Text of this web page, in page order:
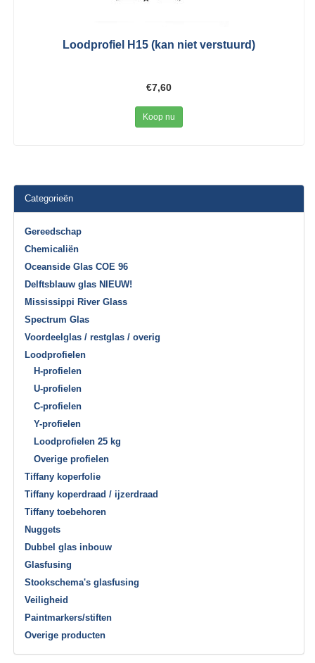
Loodprofiel H15 (kan niet verstuurd)
€7,60
Koop nu
Categorieën
Gereedschap
Chemicaliën
Oceanside Glas COE 96
Delftsblauw glas NIEUW!
Mississippi River Glass
Spectrum Glas
Voordeelglas / restglas / overig
Loodprofielen
H-profielen
U-profielen
C-profielen
Y-profielen
Loodprofielen 25 kg
Overige profielen
Tiffany koperfolie
Tiffany koperdraad / ijzerdraad
Tiffany toebehoren
Nuggets
Dubbel glas inbouw
Glasfusing
Stookschema's glasfusing
Veiligheid
Paintmarkers/stiften
Overige producten